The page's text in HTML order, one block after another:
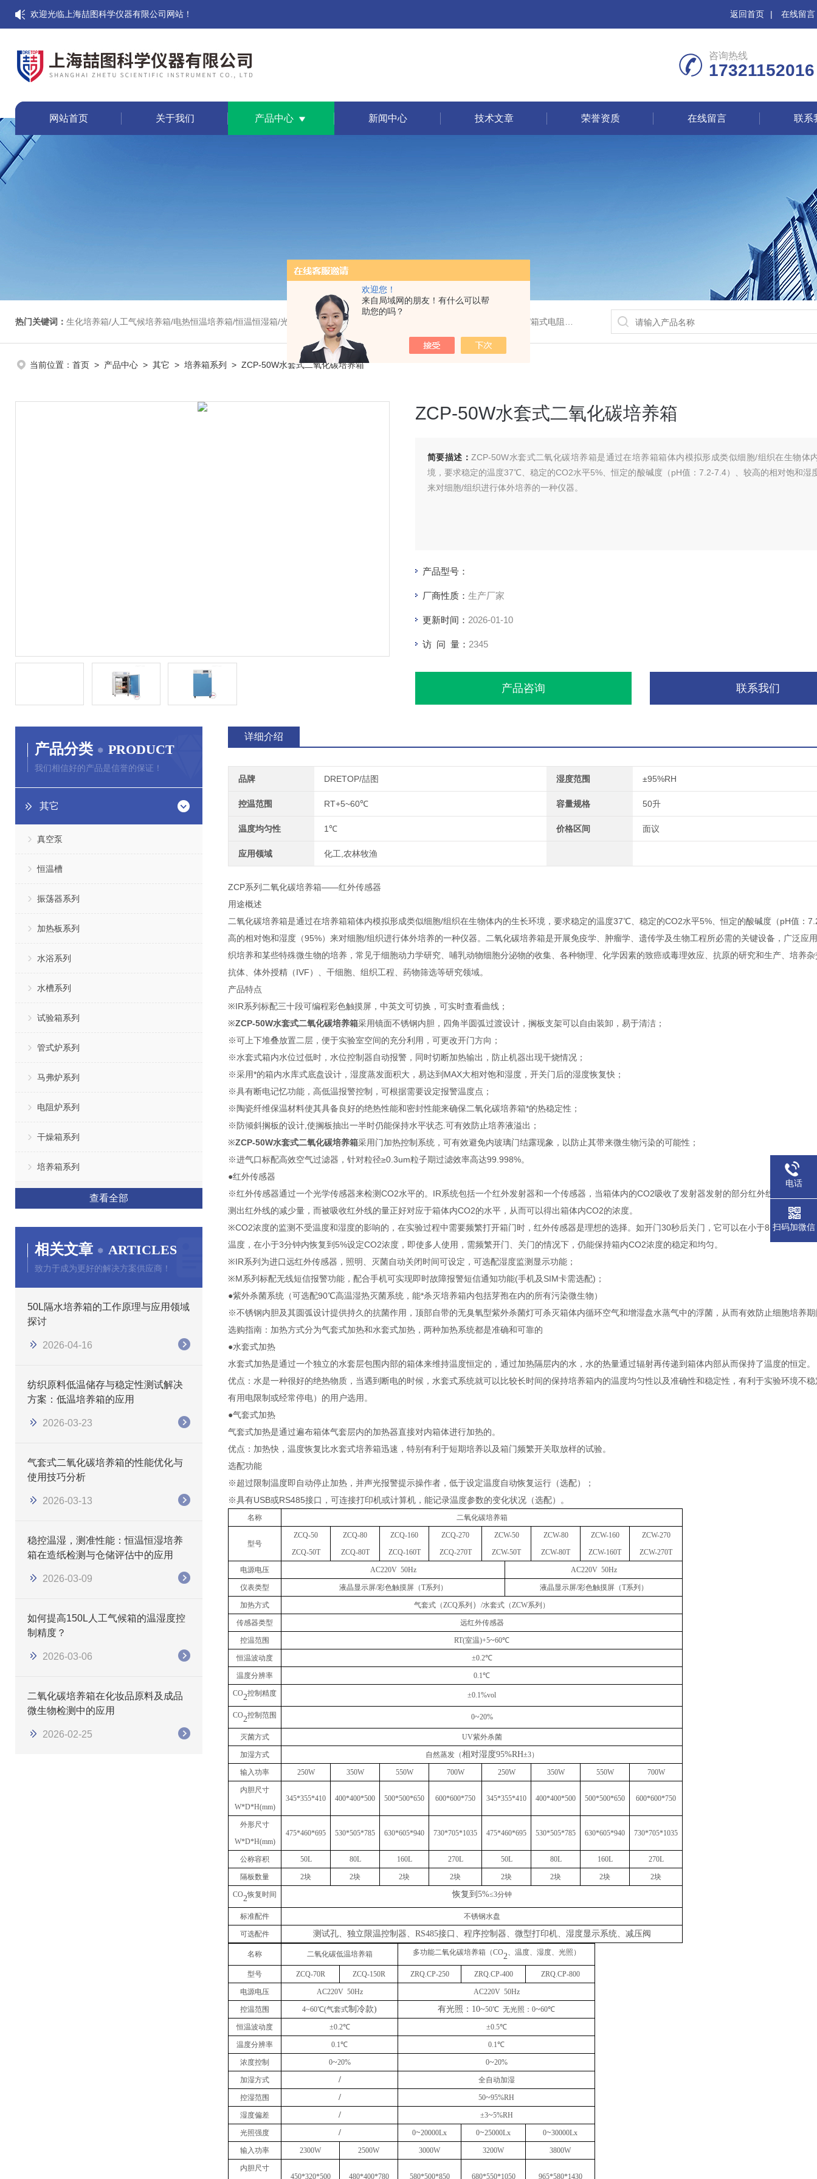
欢迎您！
来自局域网的朋友！有什么可以帮
助您的吗？
欢迎光临上海喆图科学仪器有限公司网站！ 返回首页 | 在线留言
咨询热线
17321152016
网站首页 关于我们 产品中心 新闻中心 技术文章 荣誉资质 在线留言 联系
热门关键词： 生化培养箱/人工气候培养箱/电热恒温培养箱/恒温恒湿箱/光照培养箱/二氧化碳培养箱等/恒温干燥箱/真空干燥箱/高温烘箱等/箱式电阻炉/陶瓷纤维马弗炉/高温马弗炉/管式炉/气氛炉/试验箱/摇床/振荡器/水槽/水浴锅等
当前位置： 首页 > 产品中心 > 其它 > 培养箱系列 > ZCP-50W水套式二氧化碳培养箱
ZCP-50W水套式二氧化碳培养箱
简要描述： ZCP-50W水套式二氧化碳培养箱是通过在培养箱箱体内模拟形成类似细胞/组织在生物体
境，要求稳定的温度37℃、稳定的CO2水平5%、恒定的酸碱度（pH值：7.2-7.4）、较高的相对饱和湿
来对细胞/组织进行体外培养的一种仪器。
产品型号：
厂商性质： 生产厂家
更新时间： 2026-01-10
访 问 量： 2345
产品咨询 联系我们
产品分类 PRODUCT
我们相信好的产品是信誉的保证！
其它
真空泵
恒温槽
振荡器系列
加热板系列
水浴系列
水槽系列
试验箱系列
管式炉系列
马弗炉系列
电阻炉系列
干燥箱系列
培养箱系列
查看全部
相关文章 ARTICLES
致力于成为更好的解决方案供应商！
50L隔水培养箱的工作原理与应用领域
探讨
2026-04-16
纺织原料低温储存与稳定性测试解决
方案：低温培养箱的应用
2026-03-23
气套式二氧化碳培养箱的性能优化与
使用技巧分析
2026-03-13
稳控温湿，测准性能：恒温恒湿培养
箱在造纸检测与仓储评估中的应用
2026-03-09
如何提高150L人工气候箱的温湿度控
制精度？
2026-03-06
二氧化碳培养箱在化妆品原料及成品
微生物检测中的应用
2026-02-25
详细介绍
品牌 DRETOP/喆图 湿度范围 ±95%RH
控温范围 RT+5~60℃ 容量规格 50升
温度均匀性 1℃ 价格区间 面议
应用领域 化工,农林牧渔
ZCP系列二氧化碳培养箱——红外传感器
用途概述
二氧化碳培养箱是通过在培养箱箱体内模拟形成类似细胞/组织在生物体内的生长环境，要求稳定的温度37℃、稳定的CO2水平5%、恒定的酸碱度（pH值：
高的相对饱和湿度（95%）来对细胞/组织进行体外培养的一种仪器。二氧化碳培养箱是开展免疫学、肿瘤学、遗传学及生物工程所必需的关键设备，广泛应
织培养和某些特殊微生物的培养，常见于细胞动力学研究、哺乳动物细胞分泌物的收集、各种物理、化学因素的致癌或毒理效应、抗原的研究和生产、培养
抗体、体外授精（IVF）、干细胞、组织工程、药物筛选等研究领域。
产品特点
※IR系列标配三十段可编程彩色触摸屏，中英文可切换，可实时查看曲线；
※ZCP-50W水套式二氧化碳培养箱采用镜面不锈钢内胆，四角半圆弧过渡设计，搁板支架可以自由装卸，易于清洁；
※可上下堆叠放置二层，便于实验室空间的充分利用，可更改开门方向；
※水套式箱内水位过低时，水位控制器自动报警，同时切断加热输出，防止机器出现干烧情况；
※采用*的箱内水库式底盘设计，湿度蒸发面积大，易达到MAX大相对饱和湿度，开关门后的湿度恢复快；
※具有断电记忆功能，高低温报警控制，可根据需要设定报警温度点；
※陶瓷纤维保温材料使其具备良好的绝热性能和密封性能来确保二氧化碳培养箱*的热稳定性；
※防倾斜搁板的设计,使搁板抽出一半时仍能保持水平状态.可有效防止培养液溢出；
※ZCP-50W水套式二氧化碳培养箱采用门加热控制系统，可有效避免内玻璃门结露现象，以防止其带来微生物污染的可能性；
※进气口标配高效空气过滤器，针对粒径≥0.3um粒子期过滤效率高达99.998%。
●红外传感器
※红外传感器通过一个光学传感器来检测CO2水平的。IR系统包括一个红外发射器和一个传感器，当箱体内的CO2吸收了发射器发射的部分红外线之后，传
测出红外线的减少量，而被吸收红外线的量正好对应于箱体内CO2的水平，从而可以得出箱体内CO2的浓度。
※CO2浓度的监测不受温度和湿度的影响的，在实验过程中需要频繁打开箱门时，红外传感器是理想的选择。如开门30秒后关门，它可以在小于8分钟内恢
温度，在小于3分钟内恢复到5%设定CO2浓度，即使多人使用，需频繁开门、关门的情况下，仍能保持箱内CO2浓度的稳定和均匀。
※IR系列为进口远红外传感器，照明、灭菌自动关闭时间可设定，可选配湿度监测显示功能；
※M系列标配无线短信报警功能，配合手机可实现即时故障报警短信通知功能(手机及SIM卡需选配)；
●紫外杀菌系统（可选配90℃高温湿热灭菌系统，能*杀灭培养箱内包括芽孢在内的所有污染微生物）
※不锈钢内胆及其圆弧设计提供持久的抗菌作用，顶部自带的无臭氧型紫外杀菌灯可杀灭箱体内循环空气和增湿盘水蒸气中的浮菌，从而有效防止细胞培养
选购指南：加热方式分为气套式加热和水套式加热，两种加热系统都是准确和可靠的
●水套式加热
水套式加热是通过一个独立的水套层包围内部的箱体来维持温度恒定的，通过加热隔层内的水，水的热量通过辐射再传递到箱体内部从而保持了温度的恒定。
优点：水是一种很好的绝热物质，当遇到断电的时候，水套式系统就可以比较长时间的保持培养箱内的温度均匀性以及准确性和稳定性，有利于实验环境不
有用电限制或经常停电）的用户选用。
●气套式加热
气套式加热是通过遍布箱体气套层内的加热器直接对内箱体进行加热的。
优点：加热快，温度恢复比水套式培养箱迅速，特别有利于短期培养以及箱门频繁开关取放样的试验。
选配功能
※超过限制温度即自动停止加热，并声光报警提示操作者，低于设定温度自动恢复运行（选配）；
※具有USB或RS485接口，可连接打印机或计算机，能记录温度参数的变化状况（选配）。
名称 二氧化碳培养箱
型号
ZCQ-50
ZCQ-50T
ZCQ-80
ZCQ-80T
ZCQ-160
ZCQ-160T
ZCQ-270
ZCQ-270T
ZCW-50
ZCW-50T
ZCW-80
ZCW-80T
ZCW-160
ZCW-160T
ZCW-270
ZCW-270T
电源电压 AC220V 50Hz AC220V 50Hz
仪表类型 液晶显示屏/彩色触摸屏（T系列） 液晶显示屏/彩色触摸屏（T系列）
加热方式 气套式 （ZCQ系列 ） /水套式 （ZCW系列 ）
传感器类型 远红外传感器
控温范围 RT(室温)+5~60℃
恒温波动度 ±0.2℃
温度分辨率 0.1℃
CO2控制精度 ±0.1%vol
CO2控制范围 0~20%
灭菌方式 UV紫外杀菌
加湿方式 自然蒸发（相对湿度95%RH±3）
输入功率 250W 350W 550W 700W 250W 350W 550W 700W
内胆尺寸
W*D*H(mm)
345*355*410 400*400*500 500*500*650 600*600*750 345*355*410 400*400*500 500*500*650 600*600*750
外形尺寸
W*D*H(mm)
475*460*695 530*505*785 630*605*940 730*705*1035 475*460*695 530*505*785 630*605*940 730*705*1035
公称容积 50L 80L 160L 270L 50L 80L 160L 270L
隔板数量 2块 2块 2块 2块 2块 2块 2块 2块
CO2恢复时间 恢复到 5%≤3分钟
标准配件 不锈钢水盘
可选配件 测试孔、独立限温控制器、 RS485接口、程序控制器、微型打印机、湿度显示系统、减压阀
名称 二氧化碳低温培养箱 多功能二氧化碳培养箱（CO2、 温度、湿度、光照）
型号 ZCQ-70R ZCQ-150R ZRQ.CP-250 ZRQ.CP-400 ZRQ.CP-800
电源电压 AC220V 50Hz AC220V 50Hz
控温范围 4~60℃(气套式制冷款) 有光照： 10~50℃ 无光照：0~60℃
恒温波动度 ±0.2℃ ±0.5℃
温度分辨率 0.1℃ 0.1℃
浓度控制 0~20% 0~20%
加湿方式 / 全自动加湿
控湿范围 / 50~95%RH
湿度偏差 / ±3~5%RH
光照强度 / 0~20000Lx 0~25000Lx 0~30000Lx
输入功率 2300W 2500W 3000W 3200W 3800W
内胆尺寸
450*320*500
480*400*780 580*500*850 680*550*1050 965*580*1430
电话
扫码加微信